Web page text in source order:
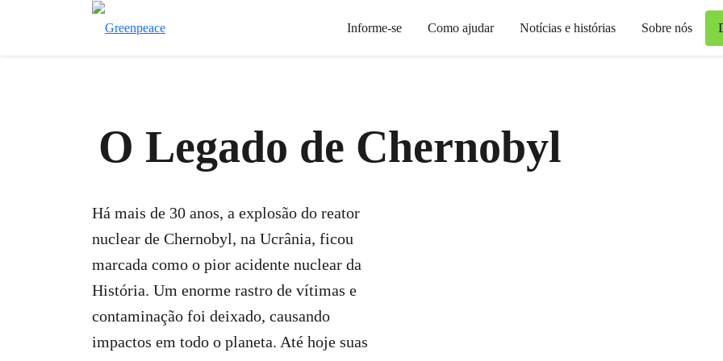
Informe-se Como ajudar Notícias e histórias Sobre nós
O Legado de Chernobyl
Há mais de 30 anos, a explosão do reator
nuclear de Chernobyl, na Ucrânia, ficou
marcada como o pior acidente nuclear da
História. Um enorme rastro de vítimas e
contaminação foi deixado, causando
impactos em todo o planeta. Até hoje suas